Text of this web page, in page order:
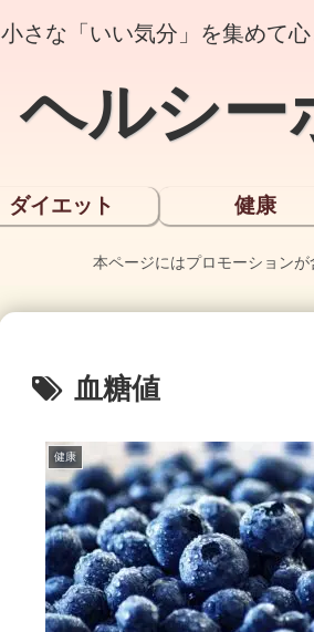
小さな「いい気分」を集めて
ヘルシー
ダイエット 健康
本ページにはプロモーションが
血糖値
健康